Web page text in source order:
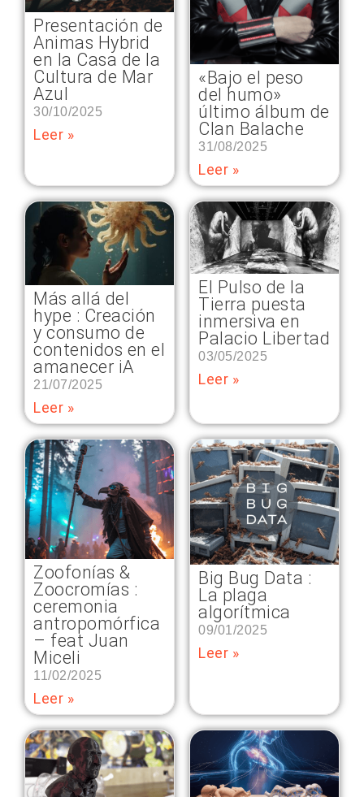
Presentación de
Animas Hybrid
en la Casa de la
Cultura de Mar
Azul
30/10/2025
Leer »
«Bajo el peso
del humo»
último álbum de
Clan Balache
31/08/2025
Leer »
Más allá del
hype : Creación
y consumo de
contenidos en el
amanecer iA
21/07/2025
Leer »
El Pulso de la
Tierra puesta
inmersiva en
Palacio Libertad
03/05/2025
Leer »
Zoofonías &
Zoocromías :
ceremonia
antropomórfica
– feat Juan
Miceli
11/02/2025
Leer »
Big Bug Data :
La plaga
algorítmica
09/01/2025
Leer »